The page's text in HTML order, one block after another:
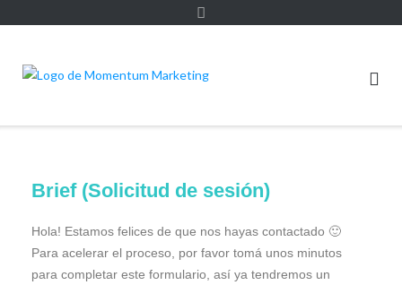
Brief (Solicitud de sesión)
Hola! Estamos felices de que nos hayas contactado 🙂
Para acelerar el proceso, por favor tomá unos minutos
para completar este formulario, así ya tendremos un